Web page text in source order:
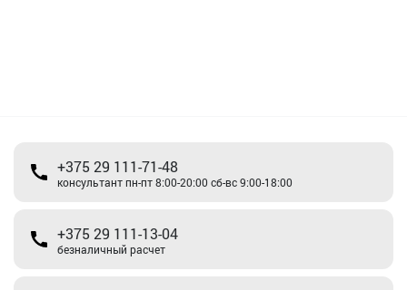
+375 29 111-71-48
консультант пн-пт 8:00-20:00 сб-вс 9:00-18:00
+375 29 111-13-04
безналичный расчет